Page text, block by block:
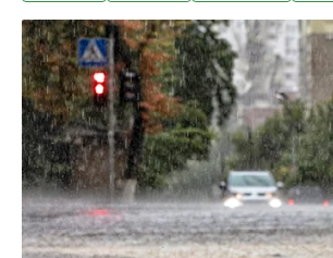
1）搭乘電車來到東京附近的埼玉，地
「神殿」，面積是希臘帕德嫩神殿的6.4
祀，而是為守護民眾安全。「首都圈外
圈外郭放水路）的實際功能像是一個「
災來時，協助排放多餘的水。沒有運作
觀。充滿未來感的神秘氣氛，也讓這裡
的拍攝地。這裡還是兼具防災教育意義
點，提供七種行程。除了神殿，你還有
通道往下看深約70公尺的豎井，這個井